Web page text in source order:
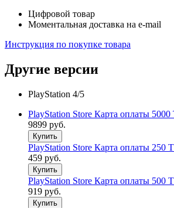
Цифровой товар
Моментальная доставка на e-mail
Инструкция по покупке товара
Другие версии
PlayStation 4/5
PlayStation Store Карта оплаты
9899 руб.
Купить
PlayStation Store Карта оплаты 250
459 руб.
Купить
PlayStation Store Карта оплаты 500
919 руб.
Купить